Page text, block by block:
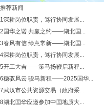
推荐新闻
1深耕岗位职责，笃行协同发展...
2 国华之诺 共赢之约——湖北国...
3春风有信 绿意常新——湖北国...
4深耕岗位职责，笃行协同发展...
5开工大吉——策马扬鞭启新程...
6稳驭风云 骏马新程——2025国华...
7武汉市公共资源交易（政府采...
8湖北国华应邀参加中国地质大...